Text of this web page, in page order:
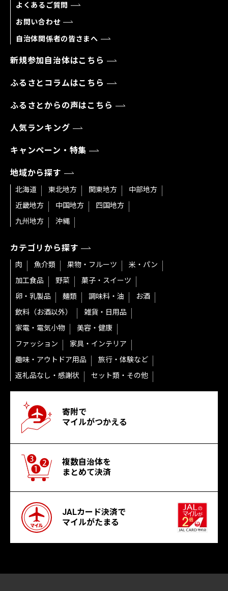
よくあるご質問
お問い合わせ
自治体関係者の皆さまへ
新規参加自治体はこちら
ふるさとコラムはこちら
ふるさとからの声はこちら
人気ランキング
キャンペーン・特集
地域から探す
北海道 東北地方 関東地方
中部地方
近畿地方
中国地方
四国地方
九州地方
沖縄
カテゴリから探す
肉 魚介類 果物・フルーツ
米・パン
加工食品
野菜
菓子・スイーツ
卵・乳製品
麺類 調味料・油
お酒
飲料（お酒以外）
雑貨・日用品
家電・電気小物
美容・健康
ファッション
家具・インテリア
趣味・アウトドア用品
旅行・体験など
返礼品なし・感謝状
セット類・その他
寄附で
マイルがつかえる
複数自治体を
まとめて決済
JALカード決済で
マイルがたまる